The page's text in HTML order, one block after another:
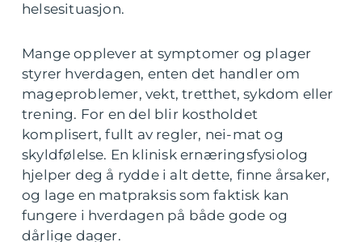
helsesituasjon.
Mange opplever at symptomer og plager
styrer hverdagen, enten det handler om
mageproblemer, vekt, tretthet, sykdom eller
trening. For en del blir kostholdet
komplisert, fullt av regler, nei-mat og
skyldfølelse. En klinisk ernæringsfysiolog
hjelper deg å rydde i alt dette, finne årsaker,
og lage en matpraksis som faktisk kan
fungere i hverdagen på både gode og
dårlige dager.